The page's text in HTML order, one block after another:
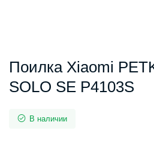
Поилка Xiaomi
SOLO SE P4103S
В наличии